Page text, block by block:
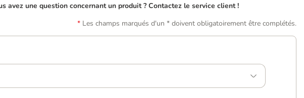
avez une question concernant un produit ? Contactez le service client !
Les champs marqués d'un * doivent obligatoirement être complétés.